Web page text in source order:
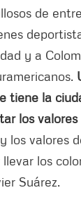
de
y a
tiene la
los
los valores
los
Suárez.